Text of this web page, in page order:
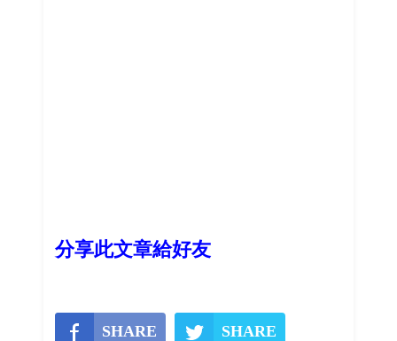
分享此文章給好友
SHARE SHARE